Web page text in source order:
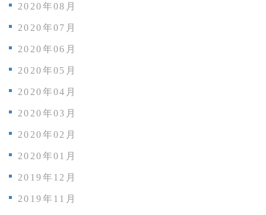
2020年08月
2020年07月
2020年06月
2020年05月
2020年04月
2020年03月
2020年02月
2020年01月
2019年12月
2019年11月